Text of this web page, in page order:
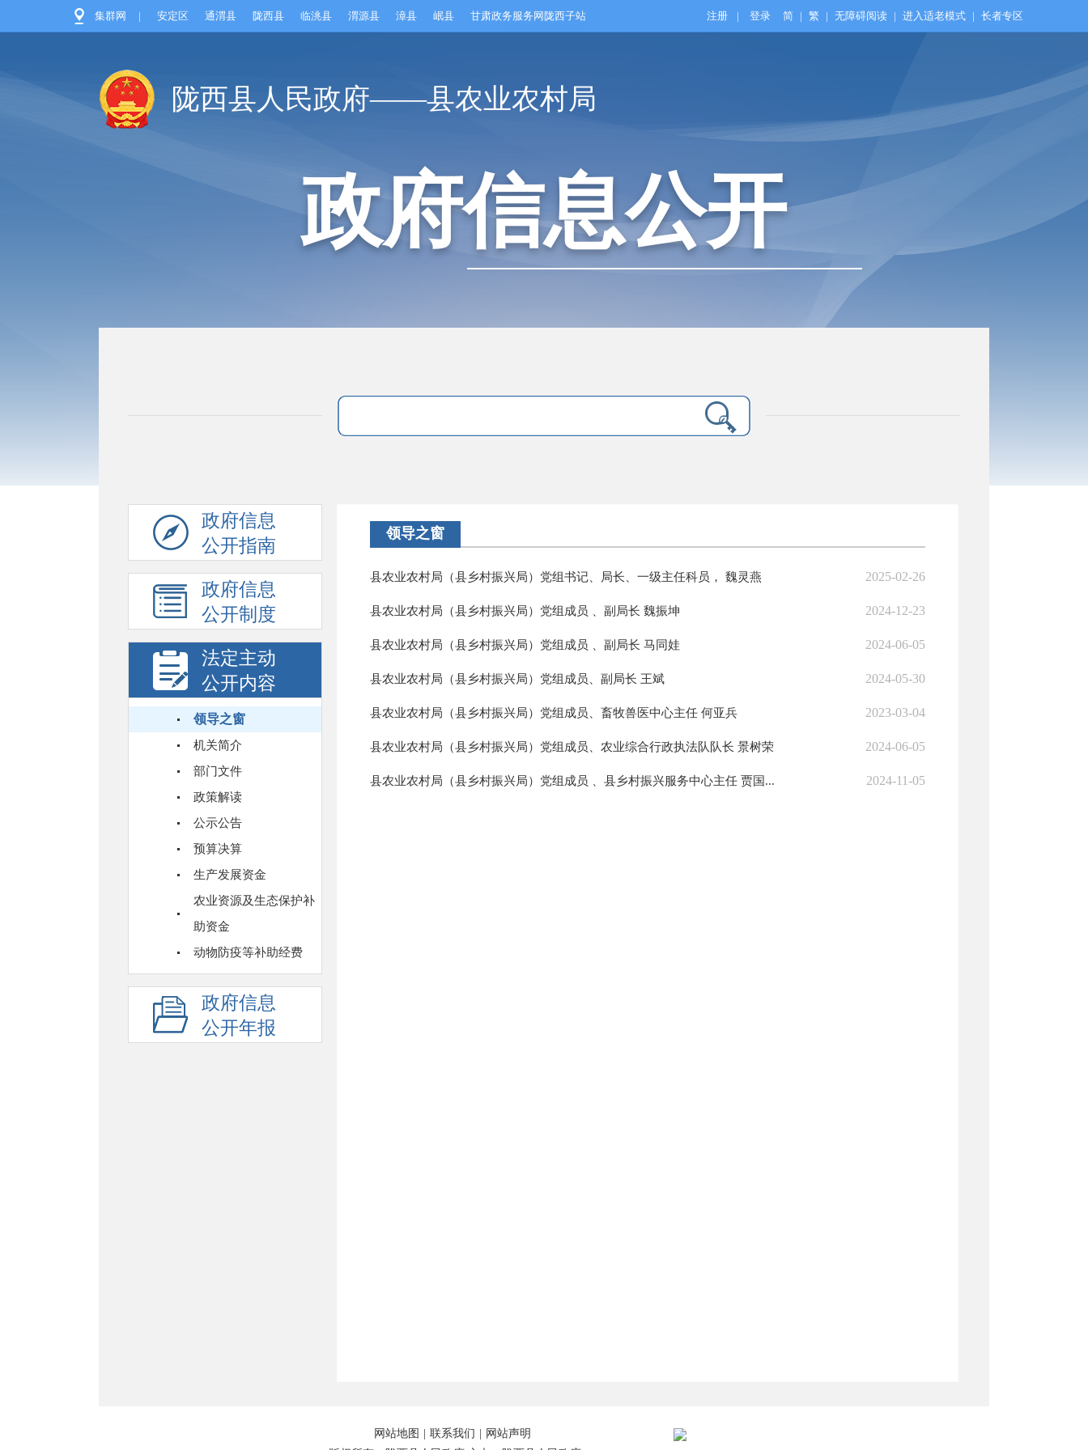
集群网 | 安定区 通渭县 陇西县 临洮县 渭源县 漳县 岷县 甘肃政务服务网陇西子站 注册 | 登录 简 | 繁 | 无障碍阅读 | 进入适老模式 | 长者专区
陇西县人民政府——县农业农村局
政府信息公开
政府信息
公开指南
政府信息
公开制度
法定主动
公开内容
领导之窗
机关简介
部门文件
政策解读
公示公告
预算决算
生产发展资金
农业资源及生态保护补
助资金
动物防疫等补助经费
政府信息
公开年报
领导之窗
县农业农村局（县乡村振兴局）党组书记、局长、一级主任科员， 魏灵燕 2025-02-26
县农业农村局（县乡村振兴局）党组成员 、副局长 魏振坤 2024-12-23
县农业农村局（县乡村振兴局）党组成员 、副局长 马同娃 2024-06-05
县农业农村局（县乡村振兴局）党组成员、副局长 王斌 2024-05-30
县农业农村局（县乡村振兴局）党组成员、畜牧兽医中心主任 何亚兵 2023-03-04
县农业农村局（县乡村振兴局）党组成员、农业综合行政执法队队长 景树荣 2024-06-05
县农业农村局（县乡村振兴局）党组成员 、县乡村振兴服务中心主任 贾国... 2024-11-05
网站地图 联系我们
网站声明